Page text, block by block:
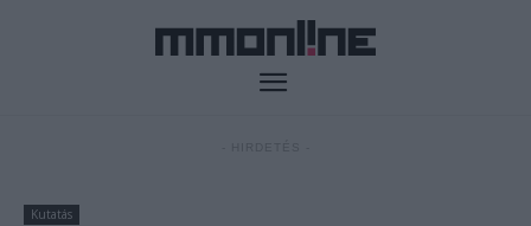
Kutatás